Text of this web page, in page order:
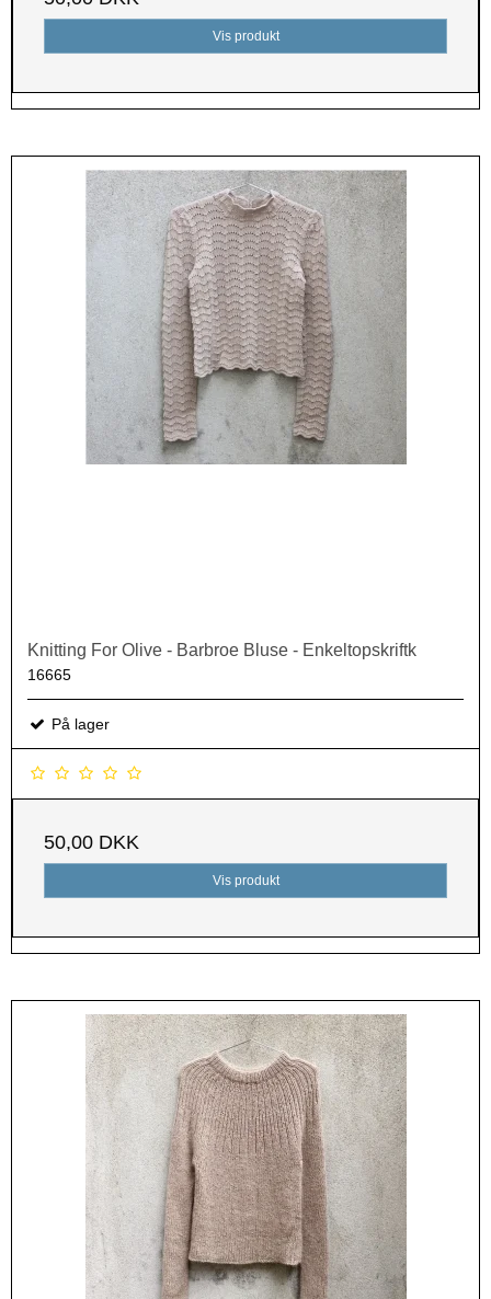
Vis produkt
Knitting For Olive - Barbroe Bluse - Enkeltopskriftk
16665
På lager
50,00 DKK
Vis produkt